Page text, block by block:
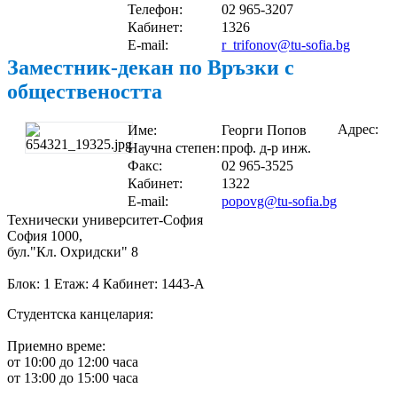
Телефон:
02 965-3207
Кабинет:
1326
E-mail:
r_trifonov@tu-sofia.bg
Заместник-декан по Връзки с
обществеността
Име:
Георги Попов
Научна степен:проф. д-р инж.
Факс:
02 965-3525
Кабинет:
1322
E-mail:
popovg@tu-sofia.bg
Адрес:
Технически университет-София
София 1000,
бул."Кл. Охридски" 8
Блок: 1 Етаж: 4 Кабинет: 1443-А
Студентска канцелария:
Приемно време:
от 10:00 до 12:00 часа
от 13:00 до 15:00 часа